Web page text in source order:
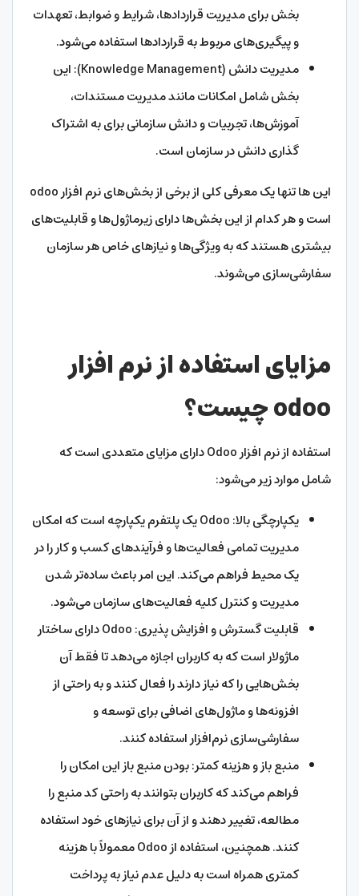
بخش برای مدیریت قراردادها، شرایط و ضوابط، تعهدات
و پیگیری‌های مربوط به قراردادها استفاده می‌شود.
مدیریت دانش (Knowledge Management): این
بخش شامل امکانات مانند مدیریت مستندات،
آموزش‌ها، تجربیات و دانش سازمانی برای به اشتراک
گذاری دانش در سازمان است.
این ها تنها یک معرفی کلی از برخی از بخش‌های نرم افزار odoo
است و هر کدام از این بخش‌ها دارای زیرماژول‌ها و قابلیت‌های
بیشتری هستند که به ویژگی‌ها و نیازهای خاص هر سازمان
سفارشی‌سازی می‌شوند.
مزایای استفاده از نرم افزار
odooچیست؟
استفاده از نرم افزار Odoo دارای مزایای متعددی است که
شامل موارد زیر می‌شود:
یکپارچگی بالا: Odoo یک پلتفرم یکپارچه است که امکان
مدیریت تمامی فعالیت‌ها و فرآیندهای کسب و کار را در
یک محیط فراهم می‌کند. این امر باعث ساده‌تر شدن
مدیریت و کنترل کلیه فعالیت‌های سازمان می‌شود.
قابلیت گسترش و افزایش پذیری: Odoo دارای ساختار
ماژولار است که به کاربران اجازه می‌دهد تا فقط آن
بخش‌هایی را که نیاز دارند را فعال کنند و به راحتی از
افزونه‌ها و ماژول‌های اضافی برای توسعه و
سفارشی‌سازی نرم‌افزار استفاده کنند.
منبع باز و هزینه کمتر: بودن منبع باز این امکان را
فراهم می‌کند که کاربران بتوانند به راحتی کد منبع را
مطالعه، تغییر دهند و از آن برای نیازهای خود استفاده
کنند. همچنین، استفاده از Odoo معمولاً با هزینه
کمتری همراه است به دلیل عدم نیاز به پرداخت